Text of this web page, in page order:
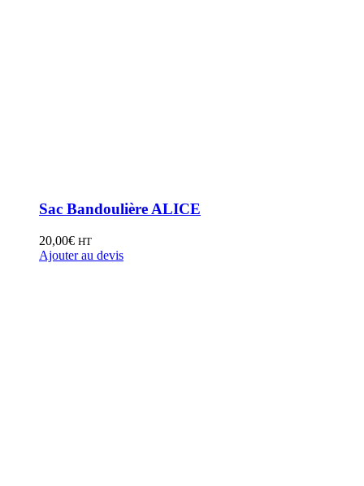
Sac Bandoulière ALICE
20,00€ HT
Ajouter au devis